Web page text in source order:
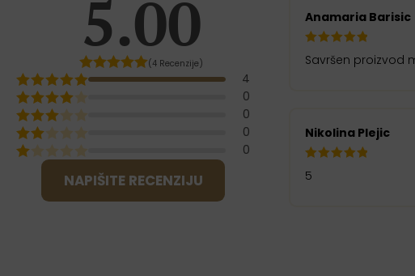
5.00
(4 Recenzije)
4
0
0
0
0
NAPIŠITE RECENZIJU
Anamaria Barisic
Savršen proizvod
Nikolina Plejic
5